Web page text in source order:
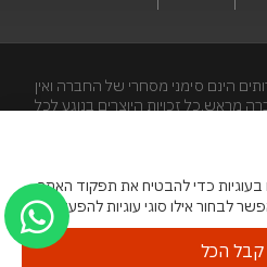
הינם סימני מסחרי של החברה ואין
זכויות היוצרים בנוגע לכל
מדיהסוכנות דיגיטל
כדי להבטיח את תפקוד האתר
לבחור אילו סוגי עוגיות להפעיל.
קבל הכל